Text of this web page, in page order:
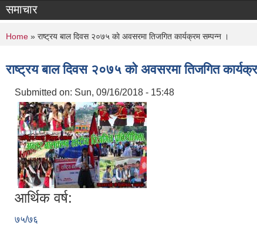
समाचार
You are here
Home » राष्ट्रय बाल दिवस २०७५ काे अवसरमा तिजगित कार्यक्रम सम्पन्न ।
राष्ट्रय बाल दिवस २०७५ काे अवसरमा तिजगित
Submitted on: Sun, 09/16/2018 - 15:48
आर्थिक वर्ष:
७५/७६